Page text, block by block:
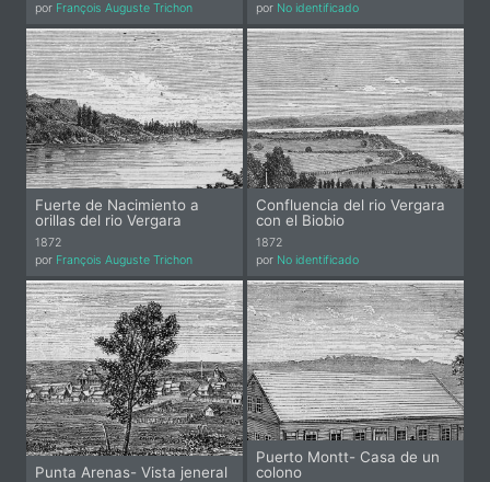
por François Auguste Trichon
por No identificado
Fuerte de Nacimiento a
orillas del rio Vergara
1872
por François Auguste Trichon
Confluencia del rio Vergara
con el Biobio
1872
por No identificado
Punta Arenas- Vista jeneral
Puerto Montt- Casa de un
colono